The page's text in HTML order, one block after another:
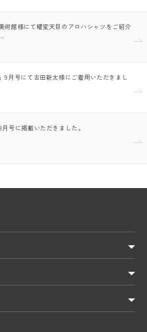
術館様にて曜変天目のアロハシャツをご紹介
9月号にて古田新太様にご着用いただきまし
月号に掲載いただきました。